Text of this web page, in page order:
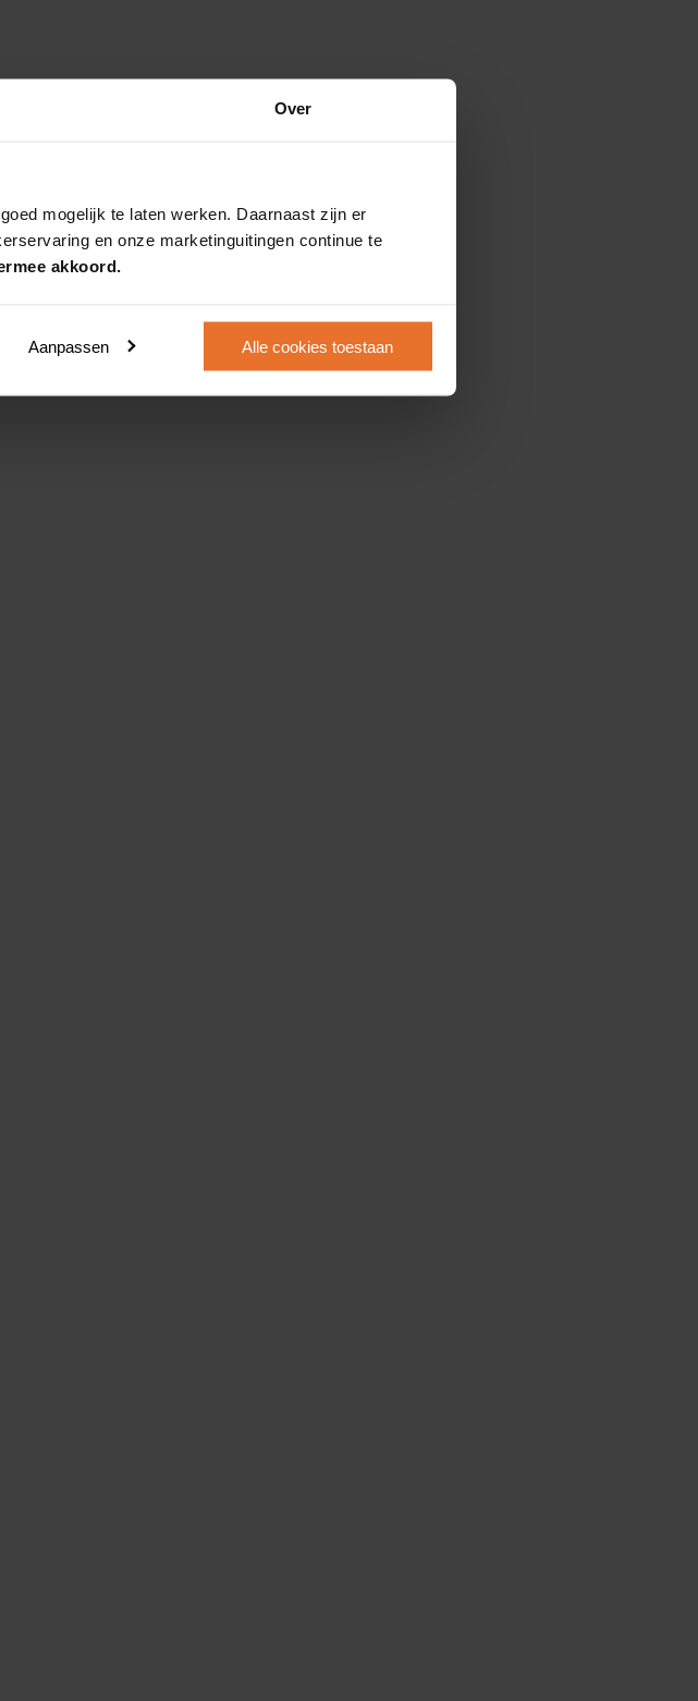
Over
mogelijk te laten werken. Daarnaast zijn er
en onze marketinguitingen continue te
akkoord.
Aanpassen Alle cookies toestaan